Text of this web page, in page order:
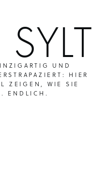
UND
HIER
ZEIGEN, WIE SIE
ENDLICH.